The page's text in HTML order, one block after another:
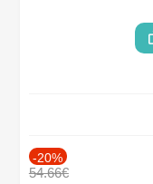
-20%
54.66€